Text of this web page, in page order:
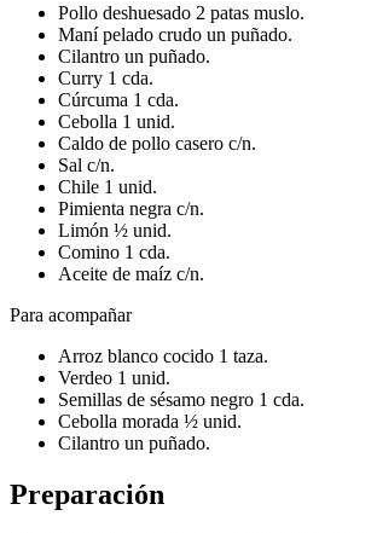
Pollo deshuesado 2 patas muslo.
Maní pelado crudo un puñado.
Cilantro un puñado.
Curry 1 cda.
Cúrcuma 1 cda.
Cebolla 1 unid.
Caldo de pollo casero c/n.
Sal c/n.
Chile 1 unid.
Pimienta negra c/n.
Limón ½ unid.
Comino 1 cda.
Aceite de maíz c/n.
Para acompañar
Arroz blanco cocido 1 taza.
Verdeo 1 unid.
Semillas de sésamo negro 1 cda.
Cebolla morada ½ unid.
Cilantro un puñado.
Preparación